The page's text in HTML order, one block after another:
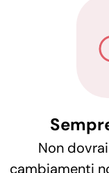
Non
cambiamenti